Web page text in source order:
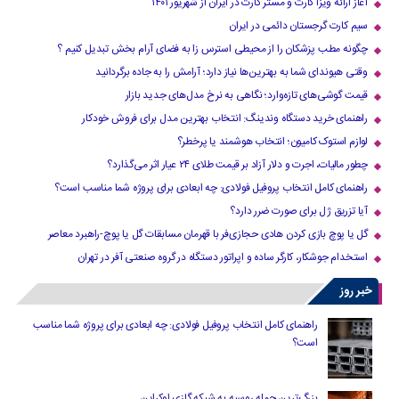
سیم کارت گرجستان دائمی در ایران
چگونه مطب پزشکان را از محیطی استرس زا به فضای آرام بخش تبدیل کنیم ؟
وقتی هیوندای شما به بهترین‌ها نیاز دارد؛ آرامش را به جاده برگردانید
قیمت گوشی‌های تازه‌وارد؛ نگاهی به نرخ مدل‌های جدید بازار
راهنمای خرید دستگاه وندینگ: انتخاب بهترین مدل برای فروش خودکار
لوازم استوک کامیون؛ انتخاب هوشمند یا پرخطر؟
چطور مالیات، اجرت و دلار آزاد بر قیمت طلای ۲۴ عیار اثر می‌گذارد؟
راهنمای کامل انتخاب پروفیل فولادی: چه ابعادی برای پروژه شما مناسب است؟
آیا تزریق ژل برای صورت ضرر دارد​؟
گل یا پوچ بازی کردن هادی حجازی‌فر با قهرمان مسابقات گل یا پوچ-راهبرد معاصر
استخدام جوشکار، کارگر ساده و اپراتور دستگاه در گروه صنعتی آفر در تهران
خبر روز
راهنمای کامل انتخاب پروفیل فولادی: چه ابعادی برای پروژه شما مناسب
است؟